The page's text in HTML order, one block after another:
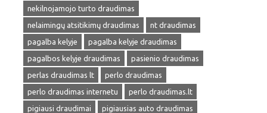
nekilnojamojo turto draudimas
nelaimingų atsitikimų draudimas
nt draudimas
pagalba kelyje
pagalba kelyje draudimas
pagalbos kelyje draudimas
pasienio draudimas
perlas draudimas lt
perlo draudimas
perlo draudimas internetu
perlo draudimas.lt
pigiausi draudimai
pigiausias auto draudimas